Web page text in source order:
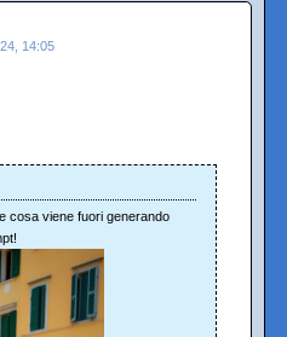
14:05
cosa viene fuori generando